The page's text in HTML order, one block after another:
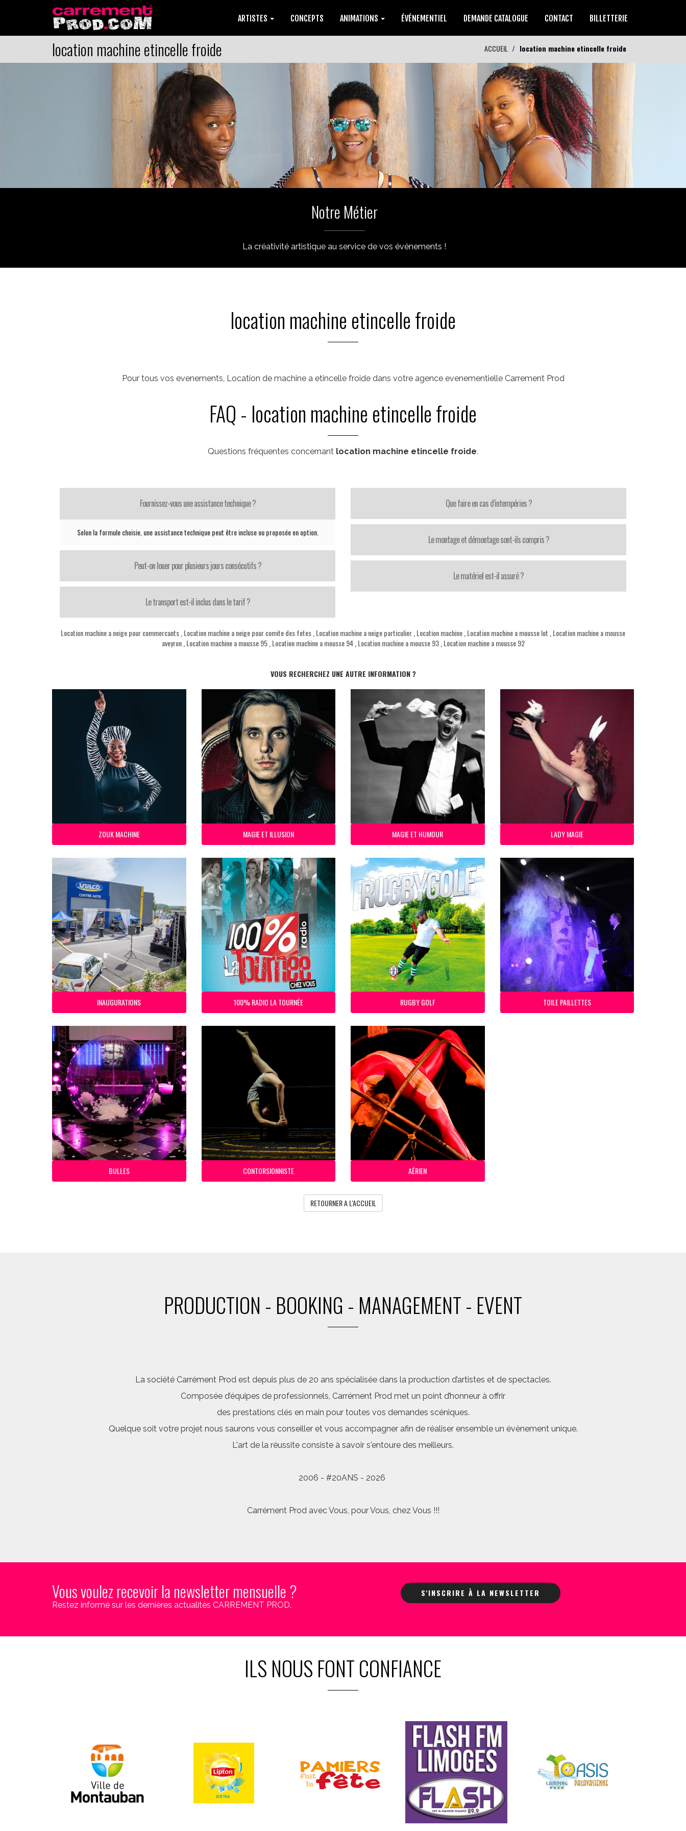
ARTISTES CONCEPTS ANIMATIONS ÉVÉNEMENTIEL DEMANDE CATALOGUE CONTACT BILLETTERIE
location machine etincelle froide ACCUEIL location machine etincelle froide
Notre Métier
La créativité artistique au service de vos événements !
location machine etincelle froide
Pour tous vos evenements, Location de machine a etincelle froide dans votre agence evenementielle Carrement Prod
FAQ - location machine etincelle froide
Questions fréquentes concernant location machine etincelle froide.
Fournissez-vous une assistance technique ?
Selon la formule choisie, une assistance technique peut être incluse ou proposée en option.
Peut-on louer pour plusieurs jours consécutifs ?
Le transport est-il inclus dans le tarif ?
Que faire en cas d’intempéries ?
Le montage et démontage sont-ils compris ?
Le matériel est-il assuré ?
Location machine a neige pour commercants Location machine a neige pour comite des fetes Location machine a neige particulier Location machine Location machine a mousse lot Location machine a mousse
aveyron, Location machine a mousse 95, Location machine a mousse 94, Location machine a mousse 93, Location machine a mousse 92
VOUS RECHERCHEZ UNE AUTRE INFORMATION ?
ZOUK MACHINE MAGIE ET ILLUSION MAGIE ET HUMOUR LADY MAGIE
INAUGURATIONS 100% RADIO LA TOURNÉE RUGBY GOLF TOILE PAILLETTES
BULLES CONTORSIONNISTE AÉRIEN
RETOURNER A L'ACCUEIL
PRODUCTION - BOOKING - MANAGEMENT - EVENT
La société Carrément Prod est depuis plus de 20 ans spécialisée dans la production d’artistes et de spectacles.
Composée d’équipes de professionnels, Carrément Prod met un point d’honneur à offrir
des prestations clés en main pour toutes vos demandes scéniques.
Quelque soit votre projet nous saurons vous conseiller et vous accompagner afin de réaliser ensemble un évènement unique.
L'art de la réussite consiste à savoir s'entoure des meilleurs.
2006 - #20ANS - 2026
Carrément Prod avec Vous, pour Vous, chez Vous !!!
Vous voulez recevoir la newsletter mensuelle ?
Restez informé sur les dernières actualités CARREMENT PROD.
S'INSCRIRE À LA NEWSLETTER
ILS NOUS FONT CONFIANCE